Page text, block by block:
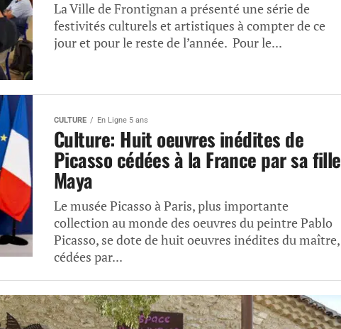
La Ville de Frontignan a présenté une série de
festivités culturels et artistiques à compter de ce
jour et pour le reste de l’année. Pour le...
CULTURE En Ligne 5 ans
Culture: Huit oeuvres inédites de
Picasso cédées à la France par sa fille
Maya
Le musée Picasso à Paris, plus importante
collection au monde des oeuvres du peintre Pablo
Picasso, se dote de huit oeuvres inédites du maître,
cédées par...